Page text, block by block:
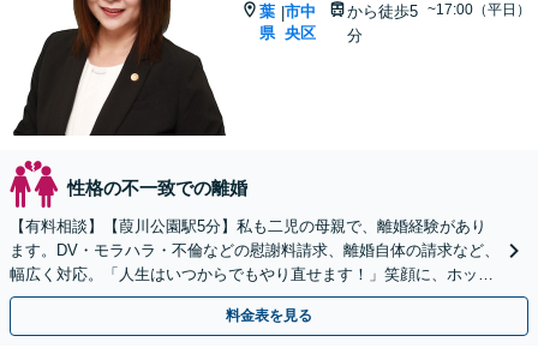
葉
県
|市中
央区
から徒歩5
分
~17:00（平日）
性格の不一致での離婚
【有料相談】【葭川公園駅5分】私も二児の母親で、離婚経験があり
ます。DV・モラハラ・不倫などの慰謝料請求、離婚自体の請求など、
幅広く対応。「人生はいつからでもやり直せます！」笑顔に、ホッと
できるよう、親身に寄り添います【電話・メール相談可】
料金表を見る